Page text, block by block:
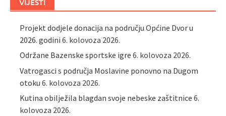
VIJESTI
Projekt dodjele donacija na području Općine Dvor u
2026. godini 6. kolovoza 2026.
Održane Bazenske sportske igre 6. kolovoza 2026.
Vatrogasci s područja Moslavine ponovno na Dugom
otoku 6. kolovoza 2026.
Kutina obilježila blagdan svoje nebeske zaštitnice 6.
kolovoza 2026.